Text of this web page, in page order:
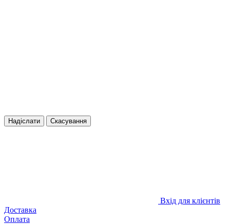
Надіслати Скасування
Вхід для клієнтів
Доставка
Оплата